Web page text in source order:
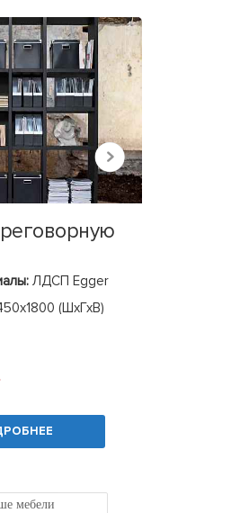
ЛДСП Egger
(ШхГхВ)
мебели